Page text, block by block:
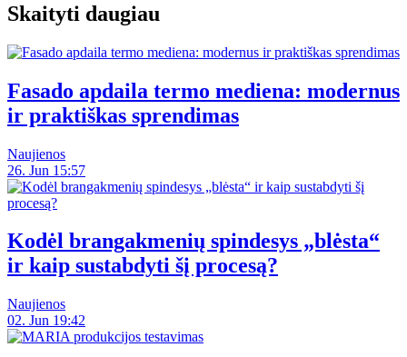
Skaityti daugiau
Fasado apdaila termo mediena: modernus
ir praktiškas sprendimas
Naujienos
26. Jun 15:57
Kodėl brangakmenių spindesys „blėsta“
ir kaip sustabdyti šį procesą?
Naujienos
02. Jun 19:42